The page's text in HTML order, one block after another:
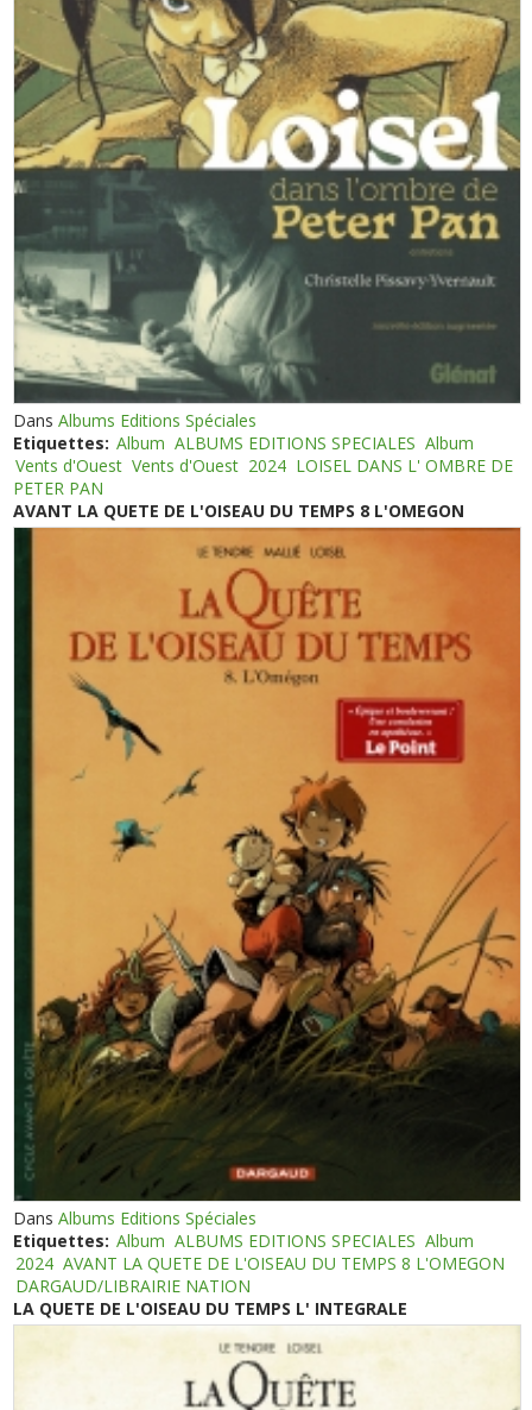
DansAlbums Editions Spéciales
Etiquettes: Album ALBUMS EDITIONS SPECIALES Album
Vents d'Ouest Vents d'Ouest 2024 LOISEL DANS L' OMBRE DE
PETER PAN
AVANT LA QUETE DE L'OISEAU DU TEMPS 8 L'OMEGON
DansAlbums Editions Spéciales
Etiquettes: Album ALBUMS EDITIONS SPECIALES Album
2024 AVANT LA QUETE DE L'OISEAU DU TEMPS 8 L'OMEGON
DARGAUD/LIBRAIRIE NATION
LA QUETE DE L'OISEAU DU TEMPS L' INTEGRALE